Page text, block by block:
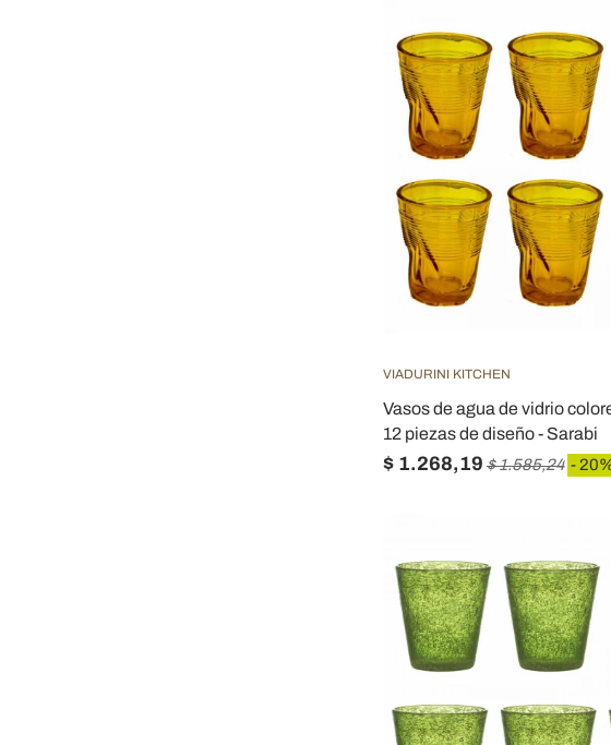
VIADURINI KITCHEN
Vasos de agua de vidrio
12 piezas de diseño - Sarabi
$ 1.268,19 $ 1.585,24 -